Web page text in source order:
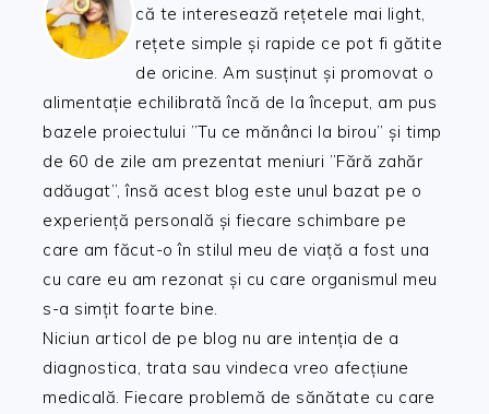
că te interesează rețetele mai light,
rețete simple și rapide ce pot fi gătite
de oricine. Am susținut și promovat o
alimentație echilibrată încă de la început, am pus
bazele proiectului ”Tu ce mănânci la birou” și timp
de 60 de zile am prezentat meniuri ”Fără zahăr
adăugat”, însă acest blog este unul bazat pe o
experiență personală și fiecare schimbare pe
care am făcut-o în stilul meu de viață a fost una
cu care eu am rezonat și cu care organismul meu
s-a simțit foarte bine.
Niciun articol de pe blog nu are intenția de a
diagnostica, trata sau vindeca vreo afecțiune
medicală. Fiecare problemă de sănătate cu care